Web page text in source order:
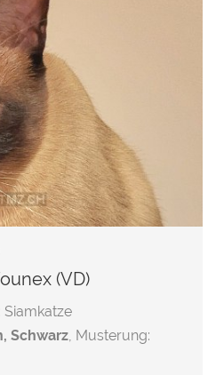
(VD)
Siamkatze
Schwarz, Musterung: